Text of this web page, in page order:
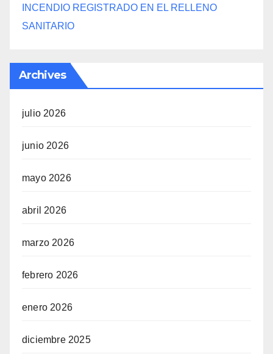
INCENDIO REGISTRADO EN EL RELLENO
SANITARIO
Archives
julio 2026
junio 2026
mayo 2026
abril 2026
marzo 2026
febrero 2026
enero 2026
diciembre 2025